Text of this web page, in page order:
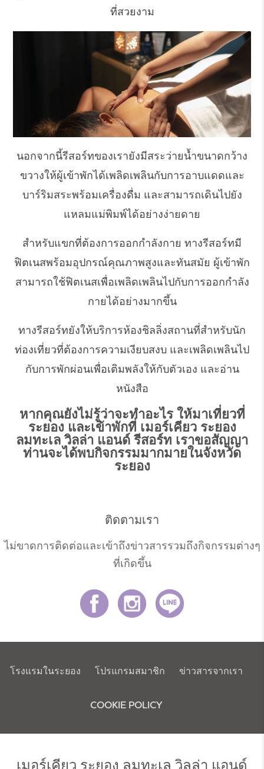
ที่สวยงาม
นอกจากนี้รีสอร์ทของเรายังมีสระว่ายน้ำขนาดกว้าง
ขวางให้ผู้เข้าพักได้เพลิดเพลินกับการอาบแดดและ
บาร์ริมสระพร้อมเครื่องดื่ม และสามารถเดินไปยัง
แหลมแม่พิมพ์ได้อย่างง่ายดาย
สำหรับแขกที่ต้องการออกกำลังกาย ทางรีสอร์ทมี
ฟิตเนสพร้อมอุปกรณ์คุณภาพสูงและทันสมัย ผู้เข้าพัก
สามารถใช้ฟิตเนสเพื่อเพลิดเพลินไปกับการออกกำลัง
กายได้อย่างมากขึ้น
ทางรีสอร์ทยังให้บริการห้องชิลลิ่งสถานที่สำหรับนัก
ท่องเที่ยวที่ต้องการความเงียบสงบ และเพลิดเพลินไป
กับการพักผ่อนเพื่อเติมพลังให้กับตัวเอง และอ่าน
หนังสือ
หากคุณยังไม่รู้ว่าจะทำอะไร ให้มาเที่ยวที่
ระยอง และเข้าพักที่ เมอร์เคียว ระยอง
ลมทะเล วิลล่า แอนด์ รีสอร์ท เราขอสัญญา
ท่านจะได้พบกิจกรรมมากมายในจังหวัด
ระยอง
ติดตามเรา
ไม่ขาดการติดต่อและเข้าถึงข่าวสารรวมถึงกิจกรรมต่างๆ
ที่เกิดขึ้น
โรงแรมในระยอง โปรแกรมสมาชิก ข่าวสารจากเรา
COOKIE POLICY
ระยอง ลมทะเล วิลล่า แอนด์